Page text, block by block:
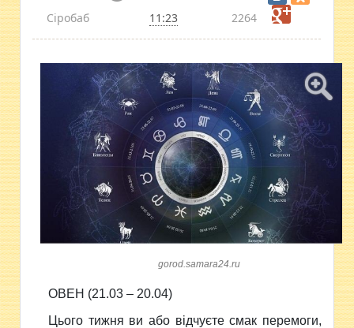
Сіробаб
11:23
2264
gorod.samara24.ru
ОВЕН (21.03 – 20.04)
Цього тижня ви або вiдчуєте смак перемоги,